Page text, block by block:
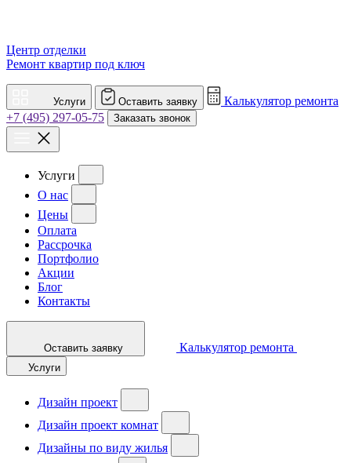
Центр отделки
Ремонт квартир под ключ
Услуги Оставить заявку
Калькулятор ремонта
+7 (495) 297-05-75
Заказать звонок
Услуги
О нас
Цены
Оплата
Рассрочка
Портфолио
Акции
Блог
Контакты
Оставить заявку Калькулятор ремонта
Услуги
Дизайн проект
Дизайн проект комнат
Дизайны по виду жилья